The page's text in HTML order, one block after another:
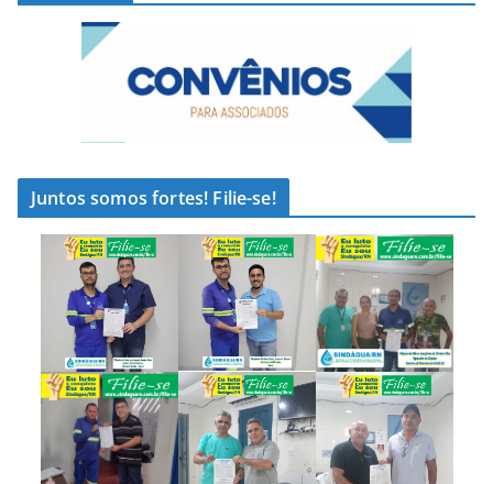
Juntos somos fortes! Filie-se!